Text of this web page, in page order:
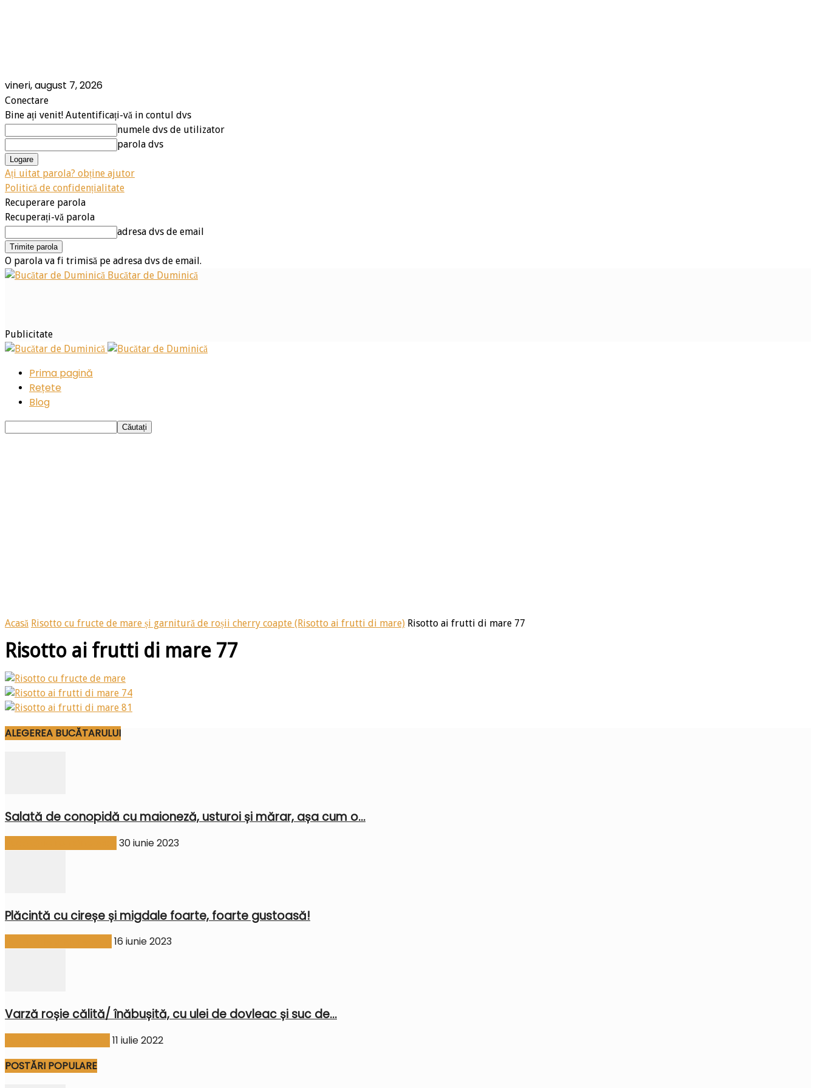
vineri, august 7, 2026
Conectare
Bine ați venit! Autentificați-vă in contul dvs
numele dvs de utilizator
parola dvs
Ați uitat parola? obține ajutor
Politică de confidențialitate
Recuperare parola
Recuperați-vă parola
adresa dvs de email
O parola va fi trimisă pe adresa dvs de email.
Bucătar de Duminică
Publicitate
Prima pagină
Rețete
Blog
Acasă Risotto cu fructe de mare și garnitură de roșii cherry coapte (Risotto ai frutti di mare) Risotto ai frutti di mare 77
Risotto ai frutti di mare 77
ALEGEREA BUCĂTARULUI
Salată de conopidă cu maioneză, usturoi și mărar, așa cum o...
30 iunie 2023
Plăcintă cu cireșe și migdale foarte, foarte gustoasă!
16 iunie 2023
Varză roșie călită/ înăbușită, cu ulei de dovleac și suc de...
11 iulie 2022
POSTĂRI POPULARE